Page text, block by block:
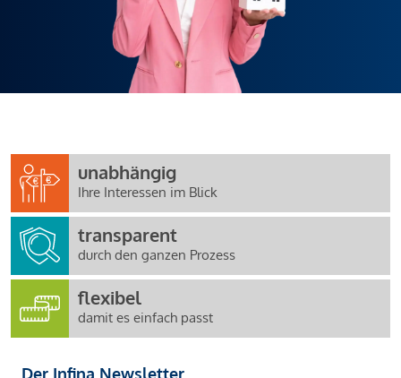
unabhängig
Ihre Interessen im Blick
transparent
durch den ganzen Prozess
flexibel
damit es einfach passt
Der Infina Newsletter